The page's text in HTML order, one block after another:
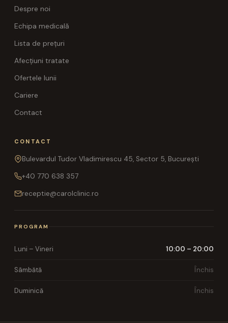
Despre noi
Echipa medicală
Lista de prețuri
Afecțiuni tratate
Ofertele lunii
Cariere
Contact
CONTACT
Bulevardul Tudor Vladimirescu 45, Sector 5, București
+40 770 638 357
receptie@carolclinic.ro
PROGRAM
Luni – Vineri 10:00 – 20:00
Sâmbătă Închis
Duminică Închis